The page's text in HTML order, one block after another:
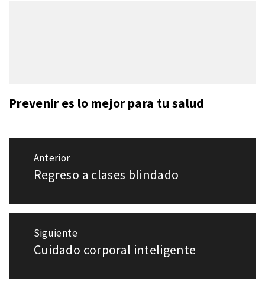
Prevenir es lo mejor para tu salud
Navegación
entradas
Anterior
Entrada
Regreso a clases blindado
Siguiente
Entrada
Cuidado corporal inteligente